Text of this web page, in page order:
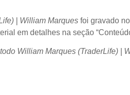
| William Marques foi gravado
em detalhes na seção
William Marques (TraderLife) |